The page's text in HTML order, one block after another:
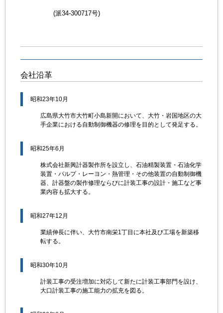
(派34-300717号)
会社沿革
昭和23年10月
広島県大竹市大竹町小島新開において、大竹・岩国地区の大
手企業における自動制御機器の修理を目的として発足する。
昭和25年6月
株式会社新興計器製作所を設立し、石油精製装置・石油化学
装置・パルプ・レーヨン・熱管理・その他装置の自動制御機
器、計器盤の製作修理ならびに計装工事の設計・施工など事
業内容も拡大する。
昭和27年12月
業績伸長に伴い、大竹市南栄1丁目に本社及び工場を新築移
転する。
昭和30年10月
計装工事の受注増加に対応して新たに計装工事部門を設け、
大口計装工事の施工能力の拡充を図る。